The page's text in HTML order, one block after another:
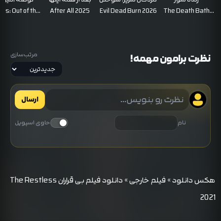
The Death Bath
Evil Dead Burn 2026
After All 2025
دوردست‌
Out of the
نظرت برامون مهمه! مرتب‌سازی
ارسال
نام حاوی اسپویل
هکس دانلود»فیلم خارجی»
دانلود فیلم بی قراران The Restless
2021